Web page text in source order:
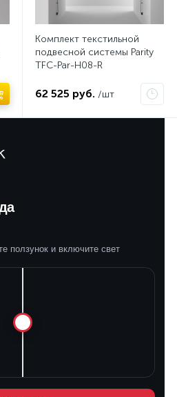
Комплект текстильной
подвесной системы Parity
TFC-Par-H08-R
62 525 руб. /шт
ползунок и включите свет